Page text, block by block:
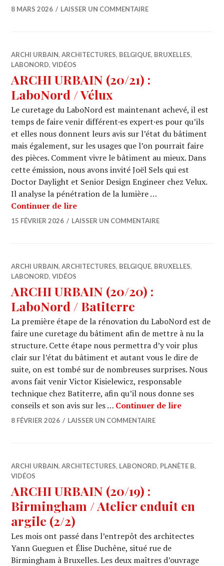
8 MARS 2026 LAISSER UN COMMENTAIRE
ARCHI URBAIN,ARCHITECTURES, BELGIQUE, BRUXELLES,
LABONORD,VIDÉOS
ARCHI URBAIN (20/21) :
LaboNord / Vélux
Le curetage du LaboNord est maintenant achevé, il est
temps de faire venir différent·es expert·es pour qu’ils
et elles nous donnent leurs avis sur l’état du bâtiment
mais également, sur les usages que l’on pourrait faire
des pièces. Comment vivre le bâtiment au mieux. Dans
cette émission, nous avons invité Joël Sels qui est
Doctor Daylight et Senior Design Engineer chez Velux.
Il analyse la pénétration de la lumière …
Continuer de lireARCHI URBAIN (20/21) : LaboNord /
15 FÉVRIER 2026 LAISSER UN COMMENTAIRE
ARCHI URBAIN,ARCHITECTURES, BELGIQUE, BRUXELLES,
LABONORD,VIDÉOS
ARCHI URBAIN (20/20) :
LaboNord / Batiterre
La première étape de la rénovation du LaboNord est de
faire une curetage du bâtiment afin de mettre à nu la
structure. Cette étape nous permettra d’y voir plus
clair sur l’état du bâtiment et autant vous le dire de
suite, on est tombé sur de nombreuses surprises. Nous
avons fait venir Victor Kisielewicz, responsable
technique chez Batiterre, afin qu’il nous donne ses
conseils et son avis sur les … Continuer de lireARCHI
8 FÉVRIER 2026 LAISSER UN COMMENTAIRE
ARCHI URBAIN,ARCHITECTURES, LABONORD, PLANÈTE B,
VIDÉOS
ARCHI URBAIN (20/19) :
Birmingham / Atelier enduit en
argile (2/2)
Les mois ont passé dans l’entrepôt des architectes
Yann Gueguen et Élise Duchêne, situé rue de
Birmingham à Bruxelles. Les deux maîtres d’ouvrage